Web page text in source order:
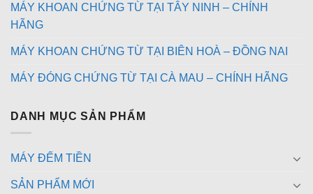
MÁY KHOAN CHỨNG TỪ TẠI TÂY NINH – CHÍNH
HÃNG
MÁY KHOAN CHỨNG TỪ TẠI BIÊN HOÀ – ĐỒNG NAI
MÁY ĐÓNG CHỨNG TỪ TẠI CÀ MAU – CHÍNH HÃNG
DANH MỤC SẢN PHẨM
MÁY ĐẾM TIỀN
SẢN PHẨM MỚI